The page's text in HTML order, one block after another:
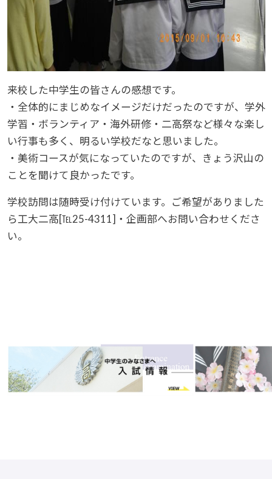
来校した中学生の皆さんの感想です。
・全体的にまじめなイメージだけだったのですが、学外
学習・ボランティア・海外研修・二高祭など様々な楽し
い行事も多く、明るい学校だなと思いました。
・美術コースが気になっていたのですが、きょう沢山の
ことを聞けて良かったです。
学校訪問は随時受け付けています。ご希望がありました
ら工大二高[℡25-4311]・企画部へお問い合わせくださ
い。